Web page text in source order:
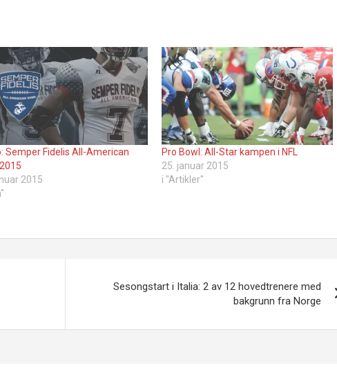
Semper Fidelis All-American
2015
Pro Bowl: All-Star kampen i NFL
25. januar 2015
i "Artikler"
Sesongstart i Italia: 2 av 12 hovedtrenere med
bakgrunn fra Norge